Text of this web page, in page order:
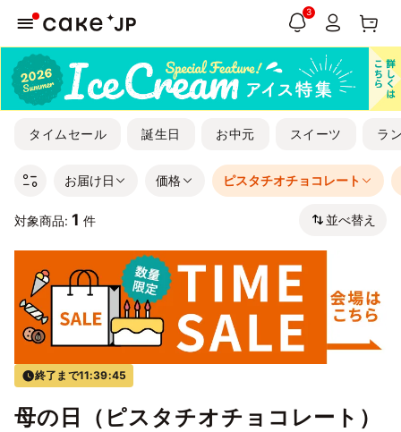
3
タイムセール 誕生日 お中元 スイーツ ラ
お届け日 価格 ピスタチオチョコレート
対象商品: 1 件 並べ替え
終了まで11:39:45
母の日（ピスタチオチョコレート）